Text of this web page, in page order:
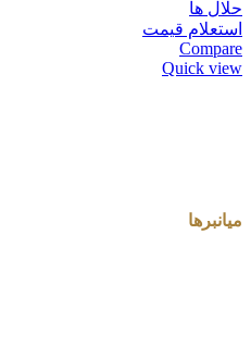
حلال ها
استعلام قیمت
Compare
Quick view
میانبرها